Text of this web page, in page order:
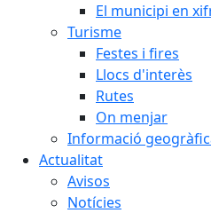
El municipi en
Turisme
Festes i fires
Llocs d'interès
Rutes
On menjar
Informació
Actualitat
Avisos
Notícies